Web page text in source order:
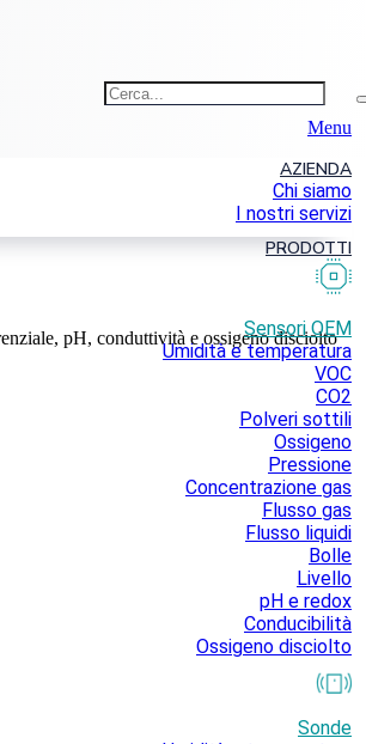
Menu
AZIENDA
Chi siamo
I nostri servizi
PRODOTTI
Sensori OEM
Umidità e temperatura
VOC
CO2
Polveri sottili
Ossigeno
Pressione
Concentrazione gas
Flusso gas
Flusso liquidi
Bolle
Livello
pH e redox
Conducibilità
Ossigeno disciolto
Sonde
pH, conduttività e ossigeno disciolto